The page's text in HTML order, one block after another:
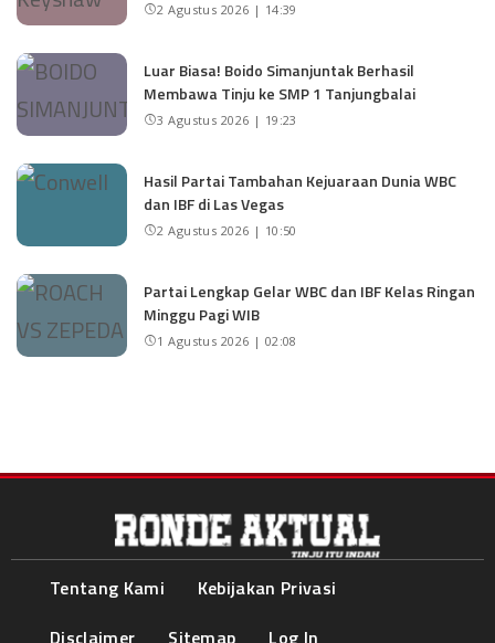
2 Agustus 2026 | 14:39
Luar Biasa! Boido Simanjuntak Berhasil
Membawa Tinju ke SMP 1 Tanjungbalai
3 Agustus 2026 | 19:23
Hasil Partai Tambahan Kejuaraan Dunia WBC
dan IBF di Las Vegas
2 Agustus 2026 | 10:50
Partai Lengkap Gelar WBC dan IBF Kelas Ringan
Minggu Pagi WIB
1 Agustus 2026 | 02:08
Tentang Kami
Kebijakan Privasi
Disclaimer
Sitemap Log In